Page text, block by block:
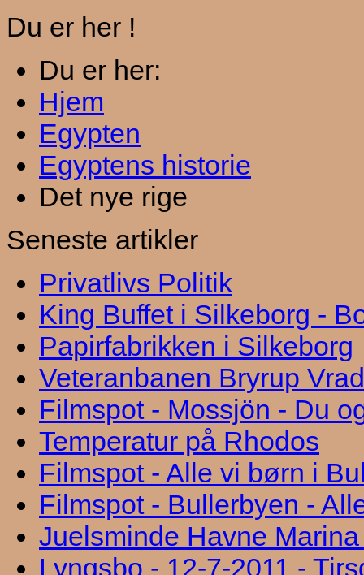
Du er her !
Du er her:
Hjem
Egypten
Egyptens historie
Det nye rige
Seneste artikler
Privatlivs Politik
King Buffet i Silkeborg -
Papirfabrikken i Silkeborg
Veteranbanen Bryrup
Filmspot - Mossjön - Du
Temperatur på Rhodos
Filmspot - Alle vi børn i
Filmspot - Bullerbyen -
Juelsminde Havne
Lyngsbo - 12-7-2011 -